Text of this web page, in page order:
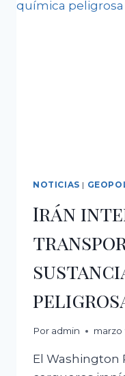
Y
NOTICIAS |
Irán
Por admin marzo
El Washington